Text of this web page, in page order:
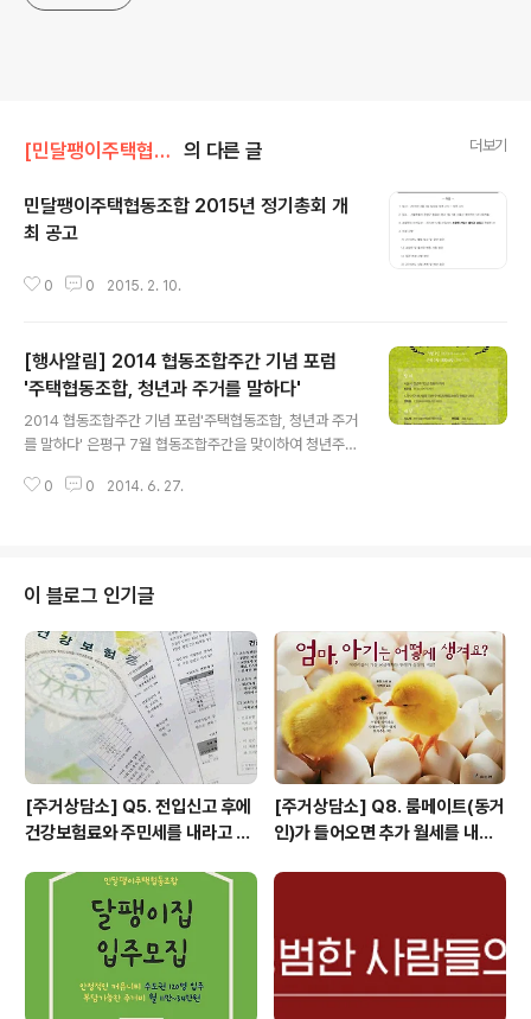
[민달팽이주택협동조합]/* 공지사항 의 다른 글 더보기
민달팽이주택협동조합 2015년 정기총회 개
최 공고
0 0 2015. 2. 10.
[행사알림] 2014 협동조합주간 기념 포럼
'주택협동조합, 청년과 주거를 말하다'
2014 협동조합주간 기념 포럼'주택협동조합, 청년과 주거
를 말하다' 은평구 7월 협동조합주간을 맞이하여 청년주거
동조합 모두들, 함께주택협동조합과 관련 전문가들이 패널
택에 살아보고 싶으신 분들 놀러오세요 :) □ 일 시 : 2014
년 7월 3일 16:00~18:00□ 장 소 : 은평구청 대회의실
(본관 7층)□ 주 관 : 하우징쿱주택협동조합, 한국도시연구
소, 민달팽이유니온, 은평구청□ 후 원 : 은평구청 □ 주 제
(발제)○ 서울시 청년주거빈곤 현황과 과제(최은영 박사)○
1.2인가구 청년..
0 0 2014. 6. 27.
이 블로그 인기글
[주거상담소] Q5. 전입신고 후에
건강보험료와 주민세를 내라고 고
[주거상담소] Q8. 룸메이트(동거
인)가 들어오면 추가 월세를 내야